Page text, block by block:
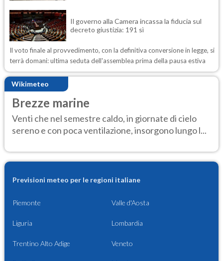
Il governo alla Camera incassa la fiducia sul
decreto giustizia: 191 sì
Il voto finale al provvedimento, con la definitiva conversione in legge, si
terrà domani: ultima seduta dell'assemblea prima della pausa estiva
Wikimeteo
Brezze marine
Venti che nel semestre caldo, in giornate di cielo
sereno e con poca ventilazione, insorgono lungo l...
Previsioni meteo per le regioni italiane
Piemonte Valle d'Aosta
Liguria Lombardia
Trentino Alto Adige Veneto